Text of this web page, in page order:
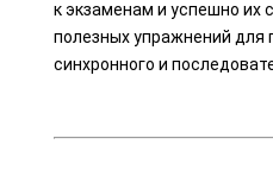
к экзаменам и успешно их
полезных упражнений для
синхронного и